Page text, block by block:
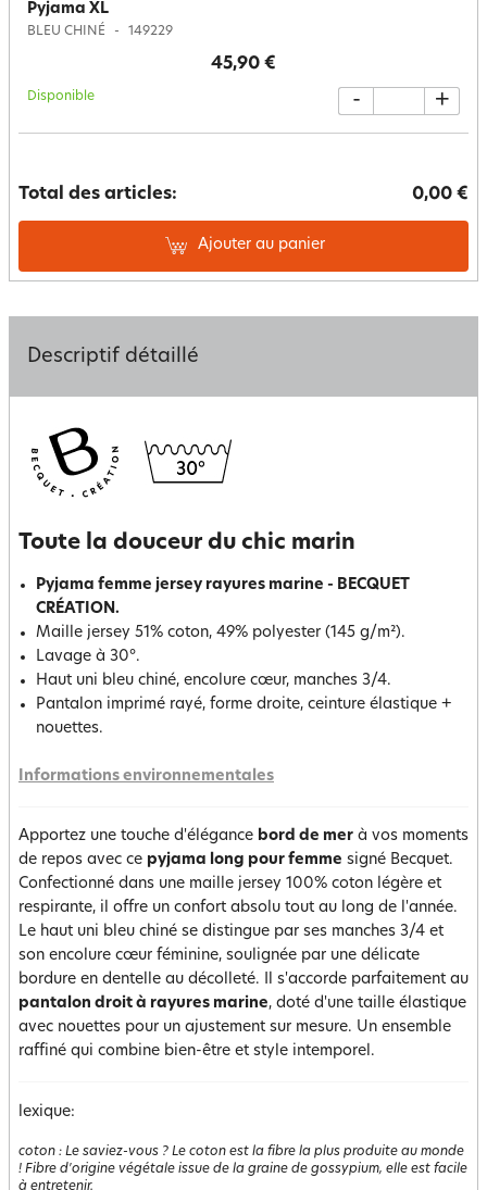
Pyjama XL
BLEU CHINÉ 149229
45,90 €
Disponible - +
Total des articles: 0,00 €
Ajouter au panier
Descriptif détaillé
Toute la douceur du chic marin
Pyjama femme jersey rayures marine - BECQUET
CRÉATION.
Maille jersey 51% coton, 49% polyester (145 g/m²).
Lavage à 30°.
Haut uni bleu chiné, encolure cœur, manches 3/4.
Pantalon imprimé rayé, forme droite, ceinture élastique +
nouettes.
Informations environnementales
Apportez une touche d'élégance bord de mer à vos moments
de repos avec ce pyjama long pour femme signé Becquet.
Confectionné dans une maille jersey 100% coton légère et
respirante, il offre un confort absolu tout au long de l'année.
Le haut uni bleu chiné se distingue par ses manches 3/4 et
son encolure cœur féminine, soulignée par une délicate
bordure en dentelle au décolleté. Il s'accorde parfaitement au
pantalon droit à rayures marine, doté d'une taille élastique
avec nouettes pour un ajustement sur mesure. Un ensemble
raffiné qui combine bien-être et style intemporel.
lexique:
coton : Le saviez-vous ? Le coton est la fibre la plus produite au monde
! Fibre d'origine végétale issue de la graine de gossypium, elle est facile
à entretenir.